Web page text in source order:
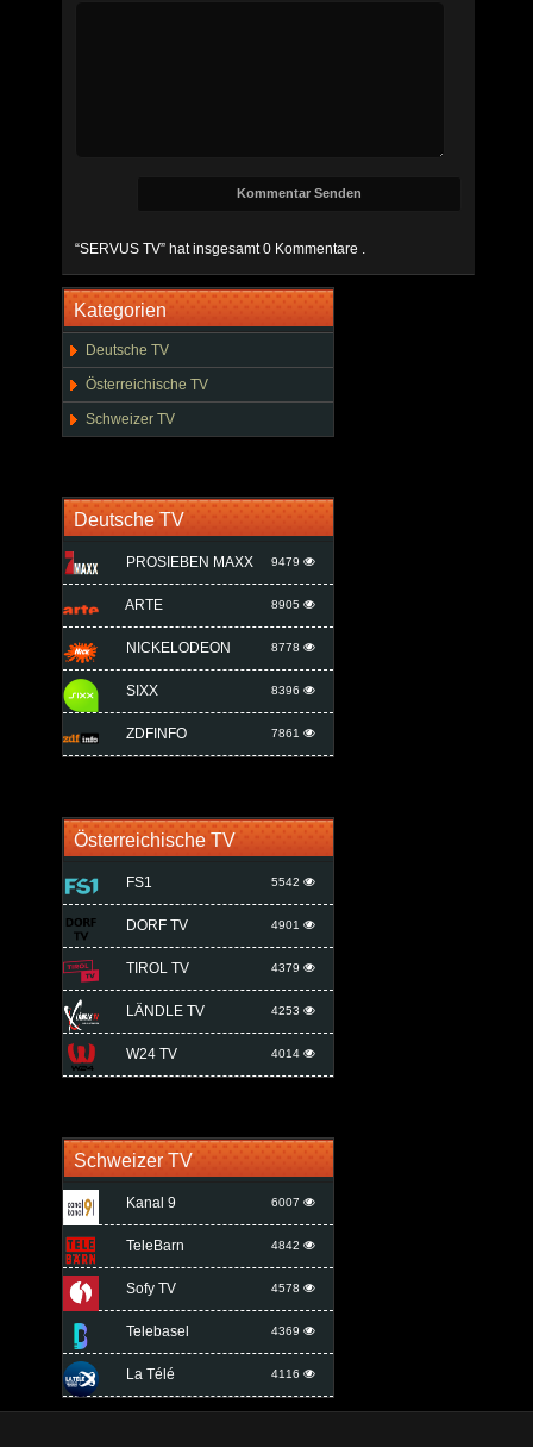
“SERVUS TV” hat insgesamt 0 Kommentare .
Kategorien
Deutsche TV
Österreichische TV
Schweizer TV
Deutsche TV
PROSIEBEN MAXX 9479
ARTE 8905
NICKELODEON 8778
SIXX 8396
ZDFINFO 7861
Österreichische TV
FS1 5542
DORF TV 4901
TIROL TV 4379
LÄNDLE TV 4253
W24 TV 4014
Schweizer TV
Kanal 9 6007
TeleBarn 4842
Sofy TV 4578
Telebasel 4369
La Télé 4116